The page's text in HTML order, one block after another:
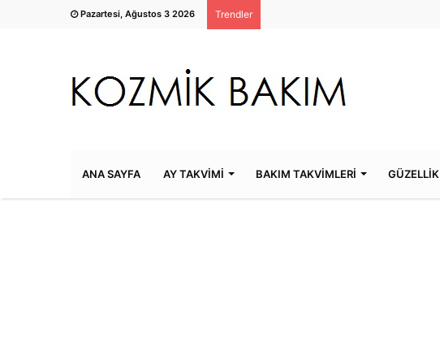
Pazartesi, Ağustos 3 2026 Trendler
ANA SAYFA AY TAKVİMİ BAKIM TAKVİMLERİ GÜZELLİK